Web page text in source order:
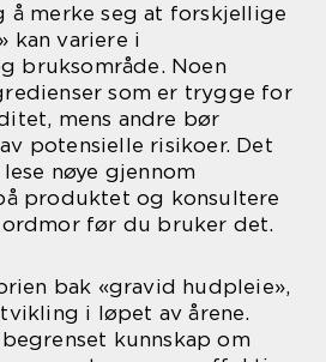
å merke seg at forskjellige
kan variere i
bruksområde. Noen
som er trygge for
mens andre bør
potensielle risikoer. Det
nøye gjennom
produktet og konsultere
før du bruker det.
bak «gravid hudpleie»,
i løpet av årene.
kunnskap om